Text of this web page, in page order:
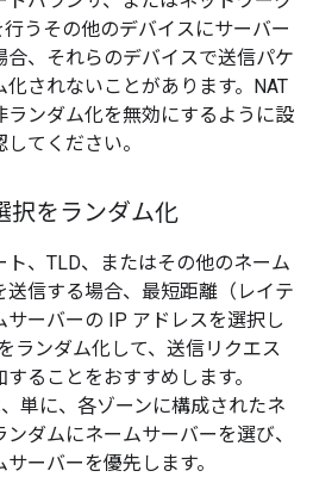
うその他のデバイスにサーバー
、それらのデバイスで送信パケ
されないことがあります。NAT
ランダム化を無効にするように設
てください。
択をランダム化
、TLD、またはその他のネーム
信する場合、最短距離（レイテ
サーバーの IP アドレスを選択し
ランダム化して、送信リクエス
ることをおすすめします。
単に、各ゾーンに構成されたネ
ダムにネームサーバーを選び、
ーバーを優先します。